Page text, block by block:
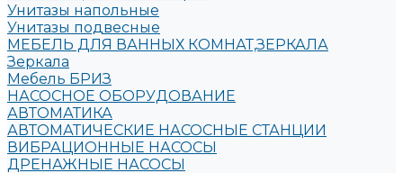
Унитазы напольные
Унитазы подвесные
МЕБЕЛЬ ДЛЯ ВАННЫХ КОМНАТ,ЗЕРКАЛА
Зеркала
Мебель БРИЗ
НАСОСНОЕ ОБОРУДОВАНИЕ
АВТОМАТИКА
АВТОМАТИЧЕСКИЕ НАСОСНЫЕ СТАНЦИИ
ВИБРАЦИОННЫЕ НАСОСЫ
ДРЕНАЖНЫЕ НАСОСЫ